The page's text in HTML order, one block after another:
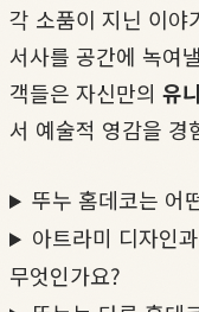
각 소품이 지닌 이야
서사를 공간에 녹여
객들은 자신만의 유
서 예술적 영감을 경
뚜누 홈데코는 어
아트라미 디자인
무엇인가요?